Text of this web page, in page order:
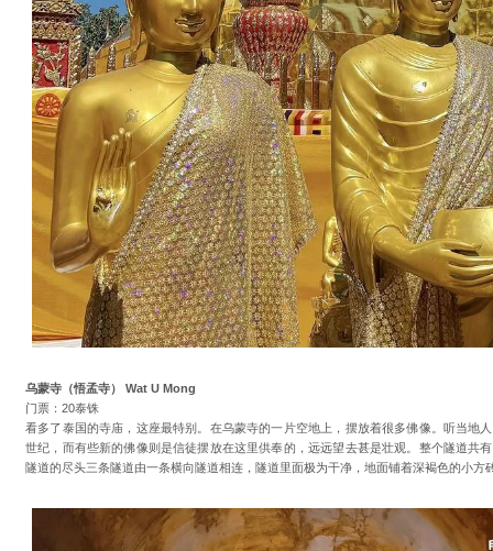
乌蒙寺（悟孟寺） Wat U Mong
门票：20泰铢
看多了泰国的寺庙，这座最特别。在乌蒙寺的一片空地上，摆放着很多佛像。听当地
世纪，而有些新的佛像则是信徒摆放在这里供奉的，远远望去甚是壮观。整个隧道共
隧道的尽头三条隧道由一条横向隧道相连，隧道里面极为干净，地面铺着深褐色的小方